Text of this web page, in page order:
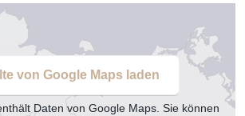
von Google Maps laden
Daten von Google Maps. Sie können